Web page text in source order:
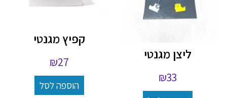
ליצן מגנטי
₪33
קפיץ מגנטי
₪27
הוספה לסל